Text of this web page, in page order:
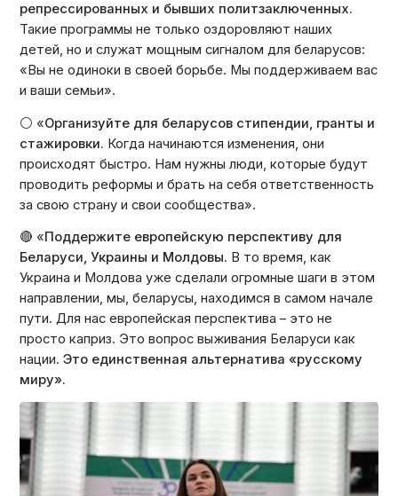
репрессированных и бывших политзаключенных.
Такие программы не только оздоровляют наших
детей, но и служат мощным сигналом для беларусов:
«Вы не одиноки в своей борьбе. Мы поддерживаем вас
и ваши семьи».
⚪️ «Организуйте для беларусов стипендии, гранты и
стажировки. Когда начинаются изменения, они
происходят быстро. Нам нужны люди, которые будут
проводить реформы и брать на себя ответственность
за свою страну и свои сообщества».
🔴 «Поддержите европейскую перспективу для
Беларуси, Украины и Молдовы. В то время, как
Украина и Молдова уже сделали огромные шаги в этом
направлении, мы, беларусы, находимся в самом начале
пути. Для нас европейская перспектива – это не
просто каприз. Это вопрос выживания Беларуси как
нации.Это единственная альтернатива «русскому
миру».